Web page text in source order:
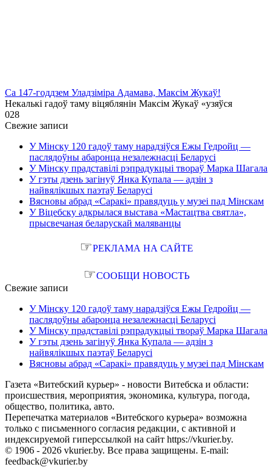
Са 147-годдзем Уладзіміра Адамава, Максім Жукаў!
Некалькі гадоў таму віцяблянін Максім Жукаў «узяўся
028
Свежие записи
У Мінску 120 гадоў таму нарадзіўся Ежы Гедройц —
паслядоўны абаронца незалежнасці Беларусі
У Мінску прадставілі рэпрадукцыі твораў Марка Шагала
У гэты дзень загінуў Янка Купала — адзін з
найвялікшых паэтаў Беларусі
Вясновы абрад «Саракі» правядуць у музеі пад Мінскам
У Віцебску адкрылася выстава «Мастацтва святла»,
прысвечаная беларускай маляванцы
☞РЕКЛАМА НА САЙТЕ
☞СООБЩИ НОВОСТЬ
Свежие записи
У Мінску 120 гадоў таму нарадзіўся Ежы Гедройц —
паслядоўны абаронца незалежнасці Беларусі
У Мінску прадставілі рэпрадукцыі твораў Марка Шагала
У гэты дзень загінуў Янка Купала — адзін з
найвялікшых паэтаў Беларусі
Вясновы абрад «Саракі» правядуць у музеі пад Мінскам
Газета «Витебский курьер» - новости Витебска и области:
происшествия, мероприятия, экономика, культура, погода,
общество, политика, авто.
Перепечатка материалов «Витебского курьера» возможна
только с письменного согласия редакции, с активной и
индексируемой гиперссылкой на сайт https://vkurier.by.
© 1906 - 2026 vkurier.by. Все права защищены. E-mail:
feedback@vkurier.by